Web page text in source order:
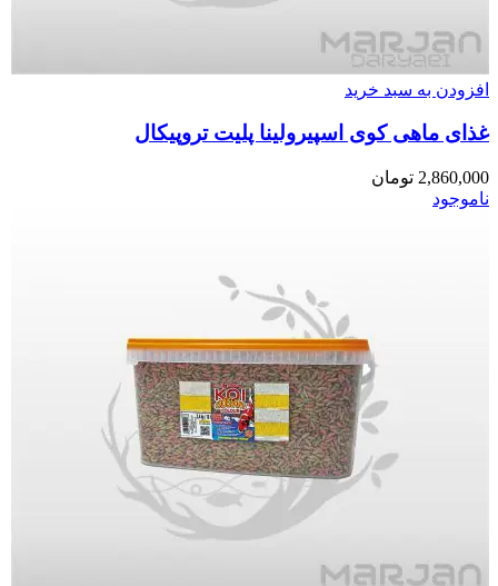
افزودن به سبد خرید
غذای ماهی کوی اسپیرولینا پلیت تروپیکال
2,860,000 تومان
ناموجود